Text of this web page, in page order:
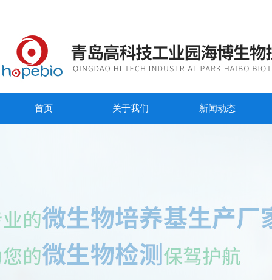
首页 关于我们 新闻动态